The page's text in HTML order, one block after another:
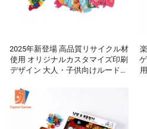
2025年新登場 高品質リサイクル材
使用 オリジナルカスタマイズ印刷
デザイン 大人・子供向けルードゥ